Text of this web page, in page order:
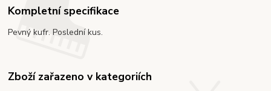
Kompletní specifikace
Pevný kufr. Poslední kus.
Zboží zařazeno v kategoriích